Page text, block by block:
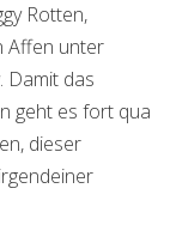
Rotten,
Affen unter
Damit das
geht es fort qua
dieser